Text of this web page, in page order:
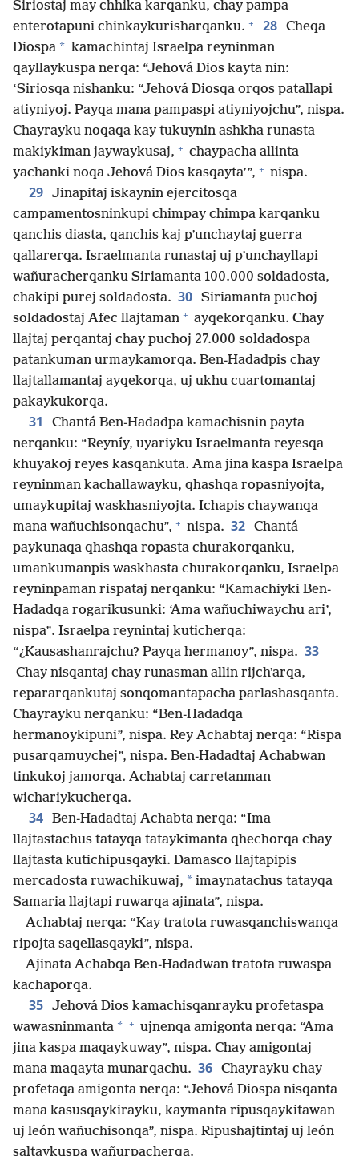
Siriostaj may chhika karqanku, chay pampa
enterotapuni chinkaykurisharqanku. + 28 Cheqa
Diospa * kamachintaj Israelpa reyninman
qayllaykuspa nerqa: “Jehová Dios kayta nin:
‘Siriosqa nishanku: “Jehová Diosqa orqos patallapi
atiyniyoj. Payqa mana pampaspi atiyniyojchu”, nispa.
Chayrayku noqaqa kay tukuynin ashkha runasta
makiykiman jaywaykusaj, + chaypacha allinta
yachanki noqa Jehová Dios kasqayta’”, + nispa.
29 Jinapitaj iskaynin ejercitosqa
campamentosninkupi chimpay chimpa karqanku
qanchis diasta, qanchis kaj pʼunchaytaj guerra
qallarerqa. Israelmanta runastaj uj pʼunchayllapi
wañuracherqanku Siriamanta 100.000 soldadosta,
chakipi purej soldadosta. 30 Siriamanta puchoj
soldadostaj Afec llajtaman + ayqekorqanku. Chay
llajtaj perqantaj chay puchoj 27.000 soldadospa
patankuman urmaykamorqa. Ben-Hadadpis chay
llajtallamantaj ayqekorqa, uj ukhu cuartomantaj
pakaykukorqa.
31
Chantá Ben-Hadadpa kamachisnin payta
nerqanku: “Reyníy, uyariyku Israelmanta reyesqa
khuyakoj reyes kasqankuta. Ama jina kaspa Israelpa
reyninman kachallawayku, qhashqa ropasniyojta,
umaykupitaj waskhasniyojta. Ichapis chaywanqa
mana wañuchisonqachu”, + nispa. 32 Chantá
paykunaqa qhashqa ropasta churakorqanku,
umankumanpis waskhasta churakorqanku, Israelpa
reyninpaman rispataj nerqanku: “Kamachiyki Ben-
Hadadqa rogarikusunki: ‘Ama wañuchiwaychu ari’,
nispa”. Israelpa reynintaj kuticherqa:
“¿Kausashanrajchu? Payqa hermanoy”, nispa. 33
Chay nisqantaj chay runasman allin rijchʼarqa,
repararqankutaj sonqomantapacha parlashasqanta.
Chayrayku nerqanku: “Ben-Hadadqa
hermanoykipuni”, nispa. Rey Achabtaj nerqa: “Rispa
pusarqamuychej”, nispa. Ben-Hadadtaj Achabwan
tinkukoj jamorqa. Achabtaj carretanman
wichariykucherqa.
34 Ben-Hadadtaj Achabta nerqa: “Ima
llajtastachus tatayqa tataykimanta qhechorqa chay
llajtasta kutichipusqayki. Damasco llajtapipis
mercadosta ruwachikuwaj, * imaynatachus tatayqa
Samaria llajtapi ruwarqa ajinata”, nispa.
Achabtaj nerqa: “Kay tratota ruwasqanchiswanqa
ripojta saqellasqayki”, nispa.
Ajinata Achabqa Ben-Hadadwan tratota ruwaspa
kachaporqa.
35 Jehová Dios kamachisqanrayku profetaspa
wawasninmanta * + ujnenqa amigonta nerqa: “Ama
jina kaspa maqaykuway”, nispa. Chay amigontaj
mana maqayta munarqachu. 36 Chayrayku chay
profetaqa amigonta nerqa: “Jehová Diospa nisqanta
mana kasusqaykirayku, kaymanta ripusqaykitawan
uj león wañuchisonqa”, nispa. Ripushajtintaj uj león
saltaykuspa wañurpacherqa.